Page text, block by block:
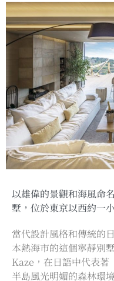
以雄偉的景觀和海風命
墅，位於東京以西約一
當代設計風格和傳統的
本熱海市的這個寧靜
Kaze，在日語中代表著
半島風光明媚的森林環